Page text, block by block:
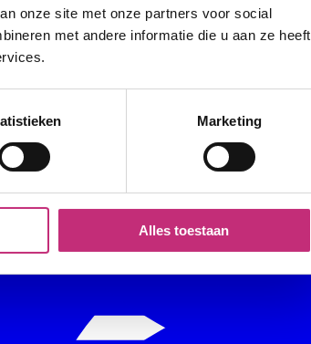
onze site met onze partners voor social
met andere informatie die u aan ze heeft
Marketing
Alles toestaan